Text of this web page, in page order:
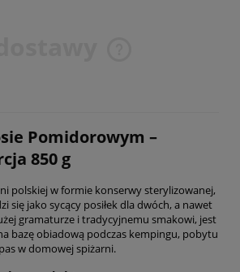
Pomidorowym –
850 g
polskiej w formie konserwy sterylizowanej,
się jako sycący posiłek dla dwóch, a nawet
gramaturze i tradycyjnemu smakowi, jest
bazę obiadową podczas kempingu, pobytu
w domowej spiżarni.